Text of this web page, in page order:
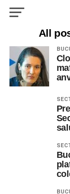
All